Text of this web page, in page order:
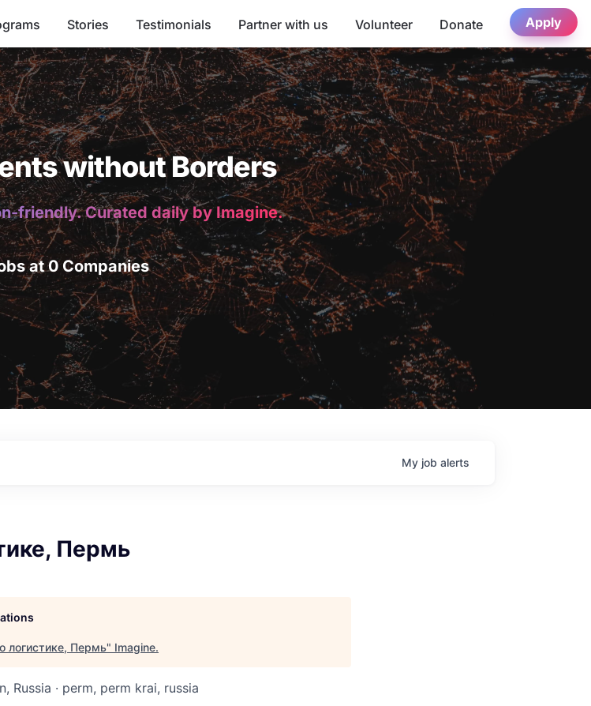
Stories Testimonials Partner with us Volunteer Donate Apply
without Borders
friendly. Curated daily by Imagine.
at 0 Companies
My job alerts
Пермь
логистике, Пермь" Imagine.
Russia · perm, perm krai, russia